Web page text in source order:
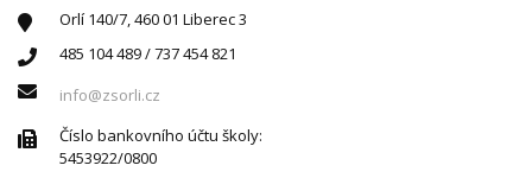
Orlí 140/7, 460 01 Liberec 3
485 104 489 / 737 454 821
info@zsorli.cz
Číslo bankovního účtu školy:
5453922/0800